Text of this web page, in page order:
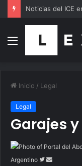
Menú
Inicio / Legal
Legal
Garajes
Argentino
Follow
Send